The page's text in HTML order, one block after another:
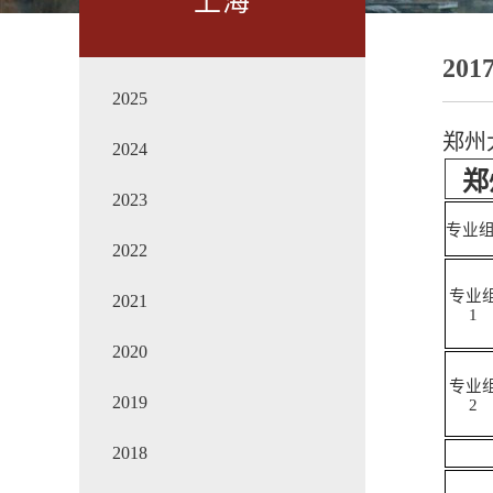
2025
2024
2023
2022
2021
2020
2019
2018
郑州
专业
专业
1
专业
2